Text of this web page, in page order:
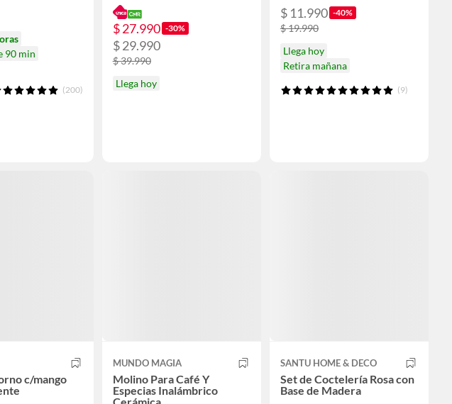
90 min
(200)
$ 27.990 -30%
$ 29.990
$ 39.990
Llega hoy
$ 11.990 -40%
$ 19.990
Llega hoy
Retira mañana
(9)
c/mango
MUNDO MAGIA
Molino Para Café Y
Especias Inalámbrico
SANTU HOME & DECO
Set de Coctelería Rosa con
Base de Madera